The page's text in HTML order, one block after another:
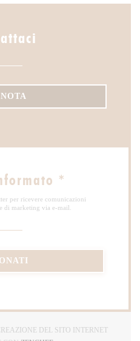
*
per ricevere comunicazioni
di marketing via e-mail.
DEL SITO INTERNET